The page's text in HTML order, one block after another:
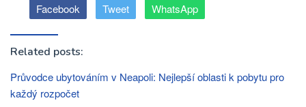
Facebook Tweet WhatsApp
Related posts:
Průvodce ubytováním v Neapoli: Nejlepší oblasti k pobytu pro
každý rozpočet